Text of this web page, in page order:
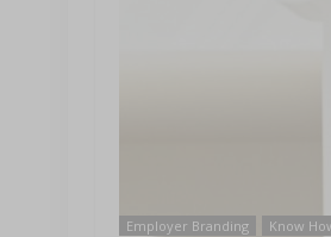
Employer Branding Know